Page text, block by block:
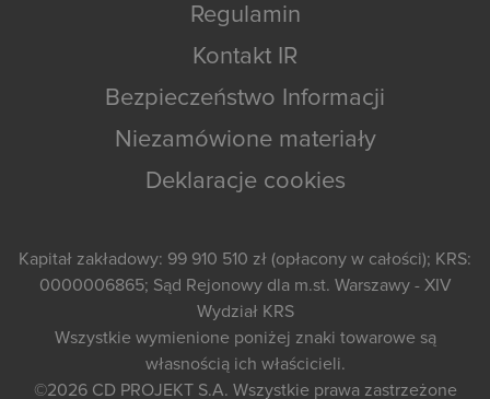
Regulamin
Kontakt IR
Bezpieczeństwo Informacji
Niezamówione materiały
Deklaracje cookies
Kapitał zakładowy: 99 910 510 zł (opłacony w całości); KRS:
0000006865; Sąd Rejonowy dla m.st. Warszawy - XIV
Wydział KRS
Wszystkie wymienione poniżej znaki towarowe są
własnością ich właścicieli.
©2026 CD PROJEKT S.A. Wszystkie prawa zastrzeżone